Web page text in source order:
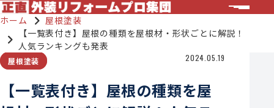
ホーム
屋根塗装
【一覧表付き】屋根の種類を屋根材・形状ごとに解説！
人気ランキングも発表
屋根塗装 2024.05.19
【一覧表付き】屋根の種類を屋